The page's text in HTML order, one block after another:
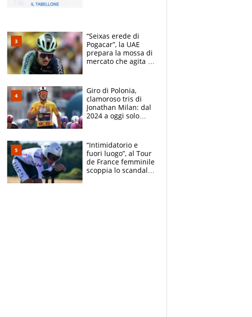
“Seixas erede di
Pogacar”, la UAE
prepara la mossa di
mercato che agita la
a Burgos
Giro di Polonia,
clamoroso tris di
Jonathan Milan: dal
2024 a oggi solo
e Skerl
“Intimidatorio e
fuori luogo”, al Tour
de France femminile
scoppia lo scandalo: